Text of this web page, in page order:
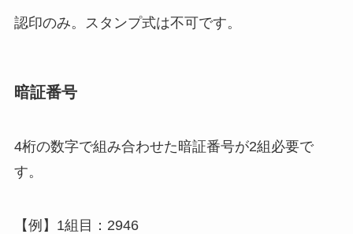
認印のみ。スタンプ式は不可です。
暗証番号
4桁の数字で組み合わせた暗証番号が2組必要で
す。
【例】1組目：2946